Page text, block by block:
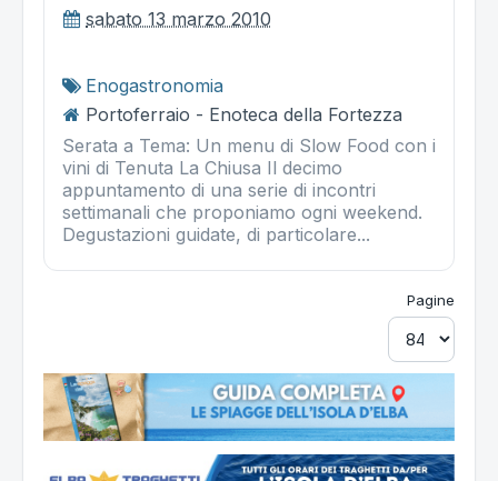
sabato 13 marzo 2010
Enogastronomia
Portoferraio - Enoteca della Fortezza
Serata a Tema: Un menu di Slow Food con i
vini di Tenuta La Chiusa Il decimo
appuntamento di una serie di incontri
settimanali che proponiamo ogni weekend.
Degustazioni guidate, di particolare...
Pagine